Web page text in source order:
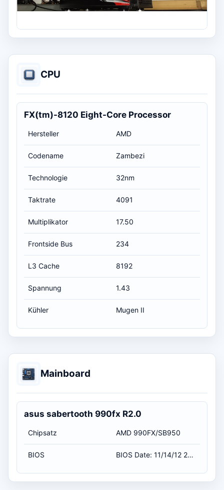
CPU
FX(tm)-8120 Eight-Core Processor
Hersteller AMD
Codename Zambezi
Technologie 32nm
Taktrate 4091
Multiplikator 17.50
Frontside Bus 234
L3 Cache 8192
Spannung 1.43
Kühler Mugen II
Mainboard
asus sabertooth 990fx R2.0
Chipsatz AMD 990FX/SB950
BIOS BIOS Date: 11/14/12 20:42:50 Ver: 04.06.05 / 14.11.2012 01:00:00